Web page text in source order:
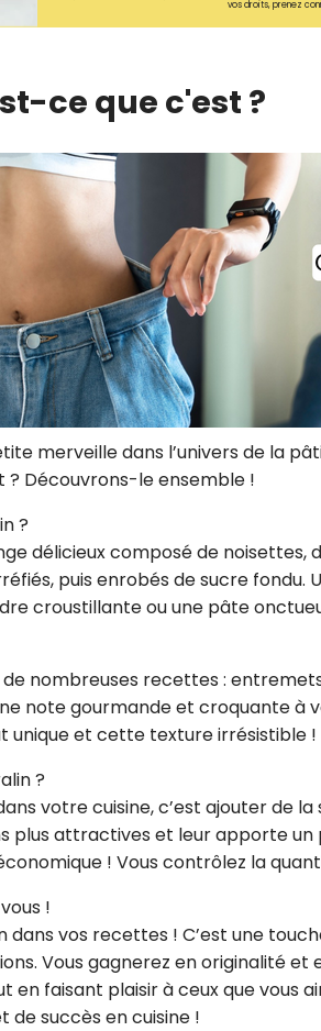
vos droits, prenez
ce que c'est ?
merveille dans l’univers de la
? Découvrons-le ensemble !
?
délicieux composé de noisettes,
puis enrobés de sucre
croustillante ou une pâte
de nombreuses recettes :
note gourmande et croquante à
unique et cette texture irrésistible !
?
votre cuisine, c’est ajouter de
plus attractives et leur apporte un
! Vous contrôlez la
!
dans vos recettes ! C’est une
Vous gagnerez en originalité et
en faisant plaisir à ceux que vous
de succès en cuisine !